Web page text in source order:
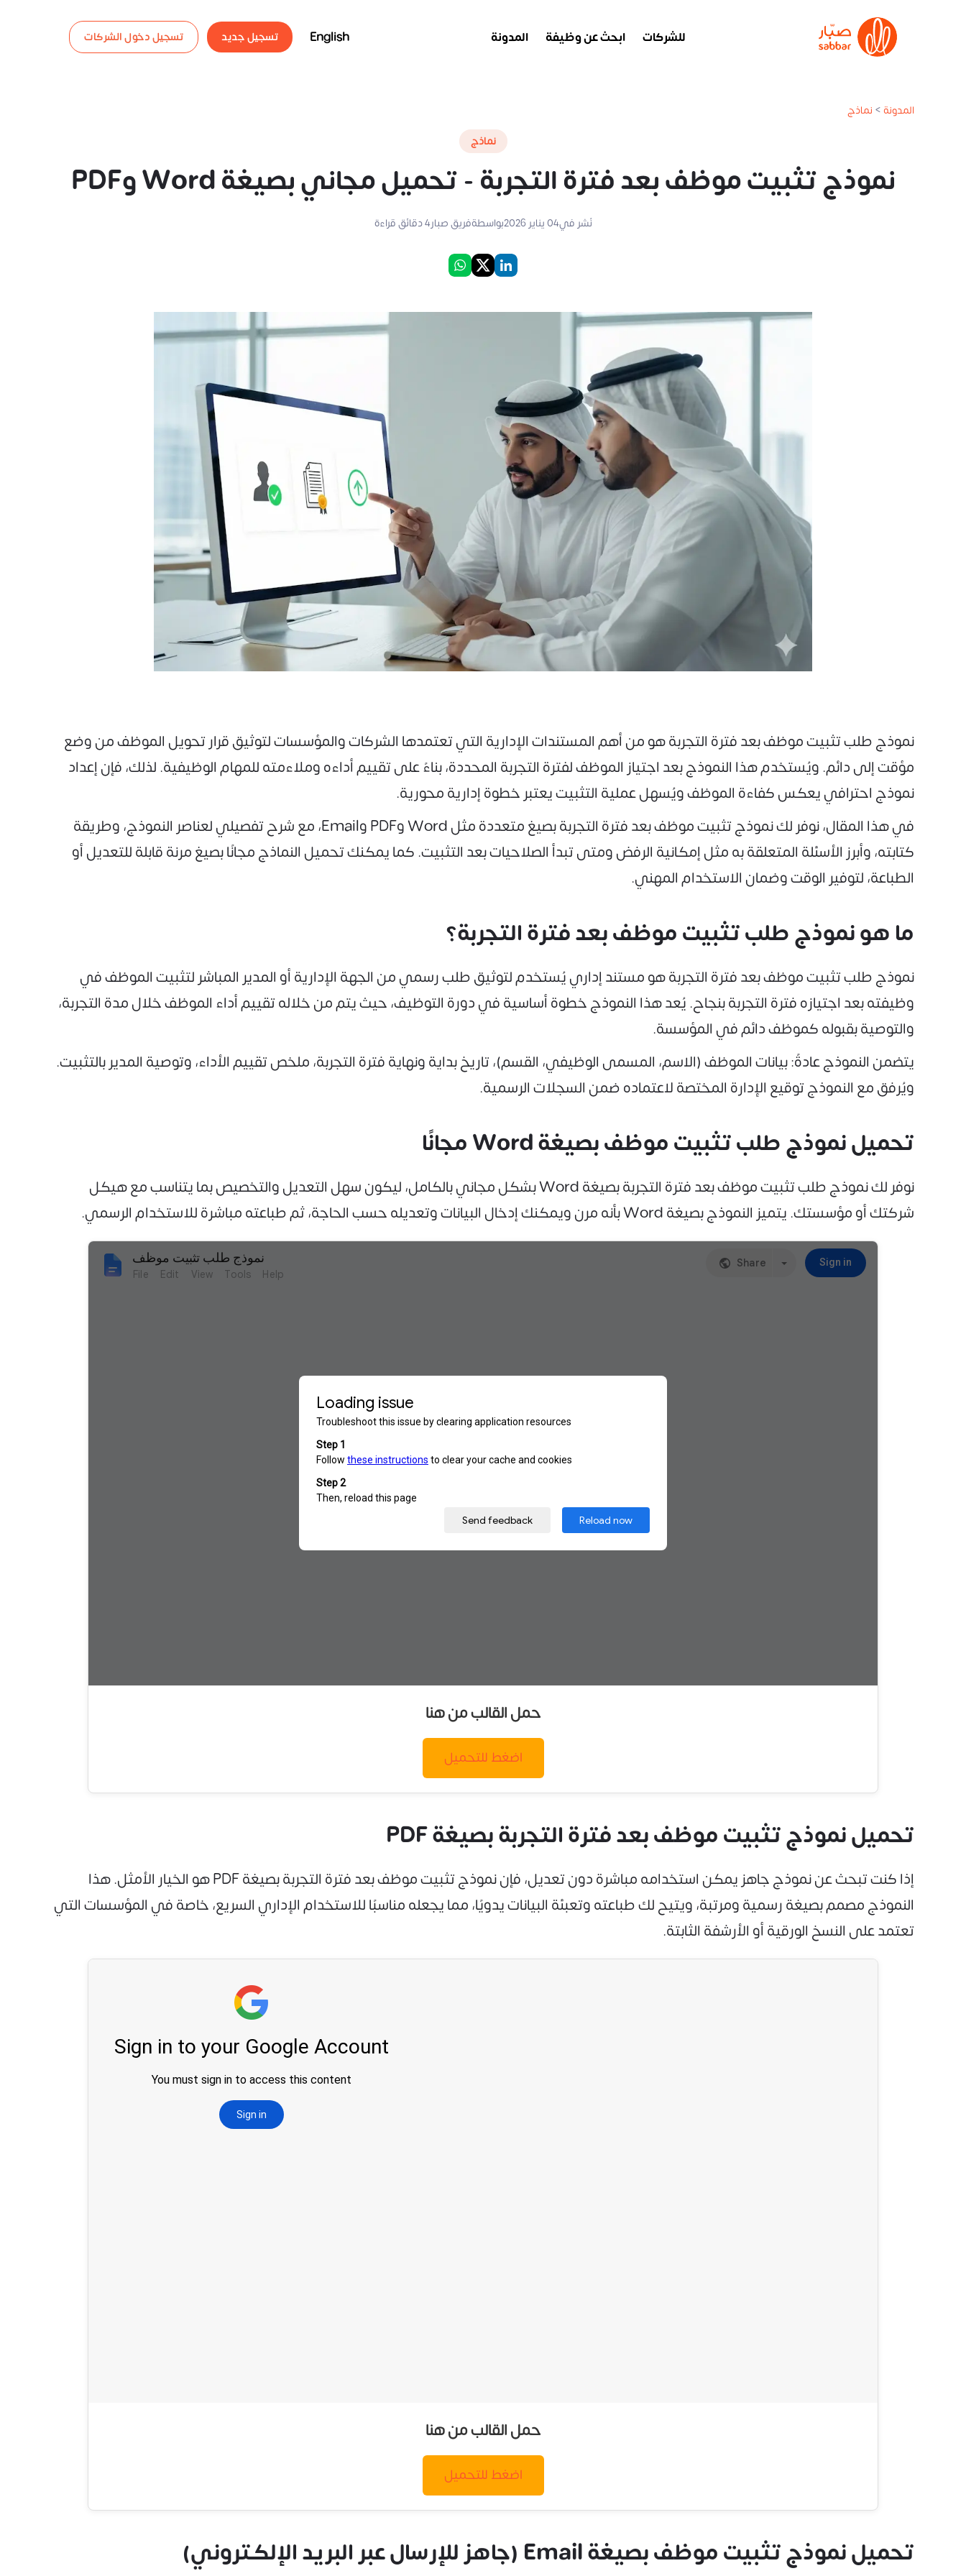
للشركات ابحث عن وظيفة المدونة English تسجيل جديد تسجيل دخول الشركات
المدونة> نماذج
نماذج
نموذج تثبيت موظف بعد فترة التجربة - تحميل مجاني بصيغة Word وPDF
نُشر في04 يناير 2026 بواسطةفريق صبار4دقائق قراءة
نموذج طلب تثبيت موظف بعد فترة التجربة هو من أهم المستندات الإدارية التي تعتمدها الشركات والمؤسسات لتوثيق قرار تحويل الموظف من وضع
مؤقت إلى دائم. ويُستخدم هذا النموذج بعد اجتياز الموظف لفترة التجربة المحددة، بناءً على تقييم أداءه وملاءمته للمهام الوظيفية. لذلك، فإن إعداد
نموذج احترافي يعكس كفاءة الموظف ويُسهل عملية التثبيت يعتبر خطوة إدارية محورية.
في هذا المقال، نوفر لك نموذج تثبيت موظف بعد فترة التجربة بصيغ متعددة مثل Word وPDF وEmail، مع شرح تفصيلي لعناصر النموذج، وطريقة
كتابته، وأبرز الأسئلة المتعلقة به مثل إمكانية الرفض ومتى تبدأ الصلاحيات بعد التثبيت. كما يمكنك تحميل النماذج مجانًا بصيغ مرنة قابلة للتعديل أو
الطباعة، لتوفير الوقت وضمان الاستخدام المهني.
ما هو نموذج طلب تثبيت موظف بعد فترة التجربة؟
نموذج طلب تثبيت موظف بعد فترة التجربة هو مستند إداري يُستخدم لتوثيق طلب رسمي من الجهة الإدارية أو المدير المباشر لتثبيت الموظف في
وظيفته بعد اجتيازه فترة التجربة بنجاح. يُعد هذا النموذج خطوة أساسية في دورة التوظيف، حيث يتم من خلاله تقييم أداء الموظف خلال مدة التجربة،
والتوصية بقبوله كموظف دائم في المؤسسة.
يتضمن النموذج عادةً: بيانات الموظف (الاسم، المسمى الوظيفي، القسم)، تاريخ بداية ونهاية فترة التجربة، ملخص تقييم الأداء، وتوصية المدير بالتثبيت.
ويُرفق مع النموذج توقيع الإدارة المختصة لاعتماده ضمن السجلات الرسمية.
تحميل نموذج طلب تثبيت موظف بصيغة Word مجانًا
نوفر لك نموذج طلب تثبيت موظف بعد فترة التجربة بصيغة Word بشكل مجاني بالكامل، ليكون سهل التعديل والتخصيص بما يتناسب مع هيكل
شركتك أو مؤسستك. يتميز النموذج بصيغة Word بأنه مرن ويمكنك إدخال البيانات وتعديله حسب الحاجة، ثم طباعته مباشرة للاستخدام الرسمي.
حمل القالب من هنا
اضغط للتحميل
تحميل نموذج تثبيت موظف بعد فترة التجربة بصيغة PDF
إذا كنت تبحث عن نموذج جاهز يمكن استخدامه مباشرة دون تعديل، فإن نموذج تثبيت موظف بعد فترة التجربة بصيغة PDF هو الخيار الأمثل. هذا
النموذج مصمم بصيغة رسمية ومرتبة، ويتيح لك طباعته وتعبئة البيانات يدويًا، مما يجعله مناسبًا للاستخدام الإداري السريع، خاصة في المؤسسات التي
تعتمد على النسخ الورقية أو الأرشفة الثابتة.
حمل القالب من هنا
اضغط للتحميل
تحميل نموذج تثبيت موظف بصيغة Email (جاهز للإرسال عبر البريد الإلكتروني)